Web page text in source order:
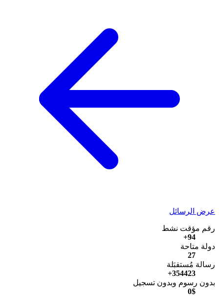
عرض الرسائل
رقم مؤقت نشط
94+
دولة متاحة
27
رسالة مُستقبَلة
354423+
بدون رسوم وبدون تسجيل
0$